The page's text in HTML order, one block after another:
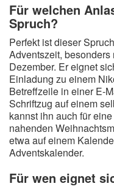
Für welchen
Spruch?
Perfekt ist dieser
Adventszeit,
Dezember. Er eignet
Einladung zu einem
Betreffzeile in einer E-
Schriftzug auf einem
kannst ihn auch für
nahenden
etwa auf einem
Adventskalender.
Für wen eignet